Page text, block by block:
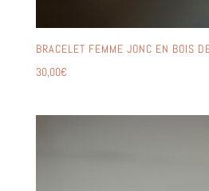
BRACELET FEMME JONC EN BOIS
30,00€